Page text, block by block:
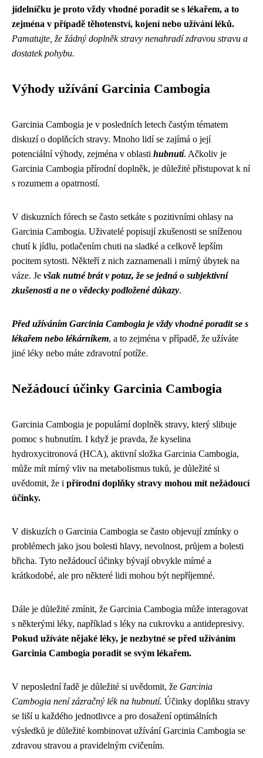
jídelníčku je proto vždy vhodné poradit se s lékařem, a to
zejména v případě těhotenství, kojení nebo užívání léků.
Pamatujte, že žádný doplněk stravy nenahradí zdravou stravu a
dostatek pohybu.
Výhody užívání Garcinia Cambogia
Garcinia Cambogia je v posledních letech častým tématem
diskuzí o doplňcích stravy. Mnoho lidí se zajímá o její
potenciální výhody, zejména v oblasti hubnutí. Ačkoliv je
Garcinia Cambogia přírodní doplněk, je důležité přistupovat k ní
s rozumem a opatrností.
V diskuzních fórech se často setkáte s pozitivními ohlasy na
Garcinia Cambogia. Uživatelé popisují zkušenosti se sníženou
chutí k jídlu, potlačením chuti na sladké a celkově lepším
pocitem sytosti. Někteří z nich zaznamenali i mírný úbytek na
váze. Je však nutné brát v potaz, že se jedná o subjektivní
zkušenosti a ne o vědecky podložené důkazy.
Před užíváním Garcinia Cambogia je vždy vhodné poradit se s
lékařem nebo lékárníkem, a to zejména v případě, že užíváte
jiné léky nebo máte zdravotní potíže.
Nežádoucí účinky Garcinia Cambogia
Garcinia Cambogia je populární doplněk stravy, který slibuje
pomoc s hubnutím. I když je pravda, že kyselina
hydroxycitronová (HCA), aktivní složka Garcinia Cambogia,
může mít mírný vliv na metabolismus tuků, je důležité si
uvědomit, že i přírodní doplňky stravy mohou mít nežádoucí
účinky.
V diskuzích o Garcinia Cambogia se často objevují zmínky o
problémech jako jsou bolesti hlavy, nevolnost, průjem a bolesti
břicha. Tyto nežádoucí účinky bývají obvykle mírné a
krátkodobé, ale pro některé lidi mohou být nepříjemné.
Dále je důležité zmínit, že Garcinia Cambogia může interagovat
s některými léky, například s léky na cukrovku a antidepresivy.
Pokud užíváte nějaké léky, je nezbytné se před užíváním
Garcinia Cambogia poradit se svým lékařem.
V neposlední řadě je důležité si uvědomit, že Garcinia
Cambogia není zázračný lék na hubnutí. Účinky doplňku stravy
se liší u každého jednotlivce a pro dosažení optimálních
výsledků je důležité kombinovat užívání Garcinia Cambogia se
zdravou stravou a pravidelným cvičením.